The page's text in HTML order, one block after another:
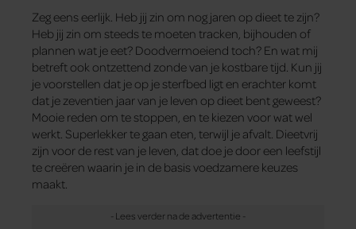
Zeg eens eerlijk. Heb jij zin om nog jaren op dieet te zijn?
Heb jij zin om steeds te moeten tracken, bijhouden of
plannen wat je eet? Doodvermoeiend toch? En wat mij
betreft ook ontzettend zonde van je kostbare tijd. Kun jij
je voorstellen dat je op je sterfbed ligt en erachter komt
dat je zeventien jaar van je leven op dieet bent geweest?
Mooie reden om te stoppen, en te kiezen voor wat wel
werkt. Superlekker te gaan eten, terwijl je afvalt. Dieetvrij
zijn voor de rest van je leven, dat doe je door een leefstijl
te creëren waarin je in de basis voedzamere keuzes
maakt.